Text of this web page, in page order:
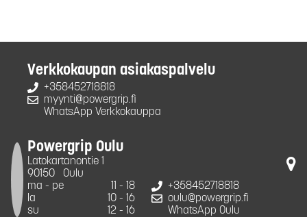
Verkkokaupan asiakaspalvelu
+358452718818
myynti@powergrip.fi
WhatsApp Verkkokauppa
Powergrip Oulu
Latokartanontie 1
90150
Oulu
ma - pe
11 - 18
la
10 - 16
su
12 - 16
+358452718818
oulu@powergrip.fi
WhatsApp Oulu